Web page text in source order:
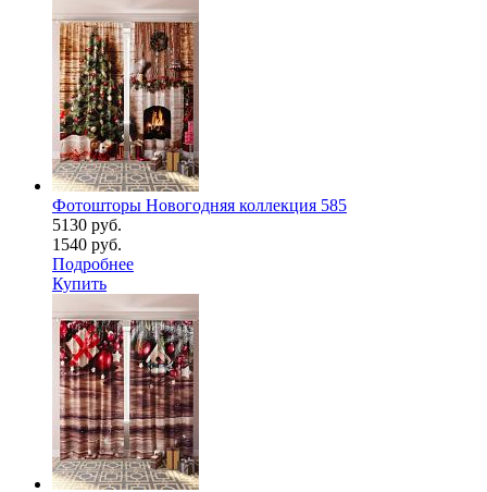
Фотошторы Новогодняя коллекция 585
5130 руб.
1540 руб.
Подробнее
Купить